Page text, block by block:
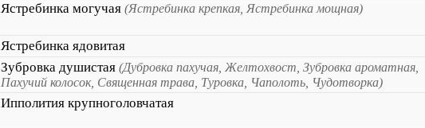
Ястребинка могучая (Ястребинка крепкая, Ястребинка мощная)
Ястребинка ядовитая
Зубровка душистая (Дубровка пахучая, Желтохвост, Зубровка ароматная,
Пахучий колосок, Священная трава, Туровка, Чаполоть, Чудотворка)
Ипполития крупноголовчатая